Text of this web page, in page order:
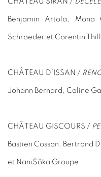
Benjamin Artola, Mona
Schroeder et Corentin
CHÂTEAU D’ISSAN /
Johann Bernard, Coline
CHÂTEAU GISCOURS /
Bastien Cosson, Bertrand
et Nani$ôka Groupe